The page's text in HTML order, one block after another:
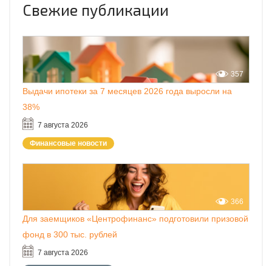
Свежие публикации
Выдачи ипотеки за 7 месяцев 2026 года выросли на
38%
7 августа 2026
357
Финансовые новости
Для заемщиков «Центрофинанс» подготовили призовой
фонд в 300 тыс. рублей
7 августа 2026
366